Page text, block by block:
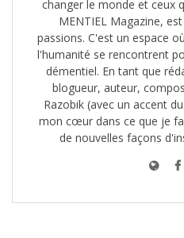
changer le monde et ceux
MENTIEL Magazine,
passions. C'est un espace
l'humanité se rencontrent
démentiel. En tant que
blogueur, auteur,
Razobik (avec un accent
mon cœur dans ce que je
de nouvelles façons